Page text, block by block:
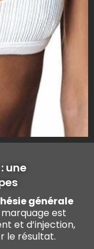
une
générale
est
et d’injection,
le résultat.